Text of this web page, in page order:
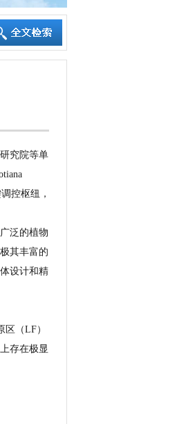
究院等单
控枢纽，
泛的植物
其丰富的
设计和精
（LF）
存在极显